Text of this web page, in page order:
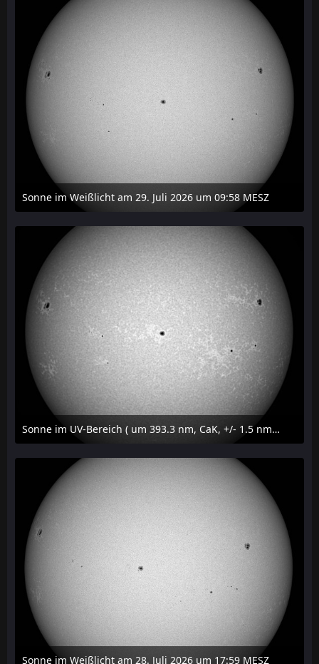
Sonne im Weißlicht am 29. Juli 2026 um 09:58 MESZ
31. Juli 2026 um 20:03
Sonne im UV-Bereich ( um 393.3 nm, CaK, +/- 1.5 nm) am 29. Juli 2026 um 09:50 MESZ
31. Juli 2026 um 20:03
Sonne im Weißlicht am 28. Juli 2026 um 17:59 MESZ